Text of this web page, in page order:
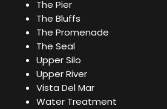
The Pier
The Bluffs
The Promenade
The Seal
Upper Silo
Upper River
Vista Del Mar
Water Treatment